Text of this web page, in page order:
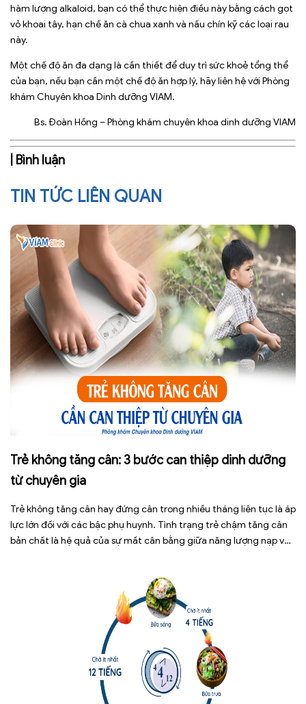
hàm lượng alkaloid, bạn có thể thực hiện điều này bằng cách gọt
vỏ khoai tây, hạn chế ăn cà chua xanh và nấu chín kỹ các loại rau
này.
Một chế độ ăn đa dạng là cần thiết để duy trì sức khoẻ tổng thể
của bạn, nếu bạn cần một chế độ ăn hợp lý, hãy liên hệ với Phòng
khám Chuyên khoa Dinh dưỡng VIAM.
Bs. Đoàn Hồng – Phòng khám chuyên khoa dinh dưỡng VIAM
| Bình luận
TIN TỨC LIÊN QUAN
Trẻ không tăng cân: 3 bước can thiệp dinh dưỡng
từ chuyên gia
Trẻ không tăng cân hay đứng cân trong nhiều tháng liên tục là áp
lực lớn đối với các bậc phụ huynh. Tình trạng trẻ chậm tăng cân
bản chất là hệ quả của sự mất cân bằng giữa năng lượng nạp vào